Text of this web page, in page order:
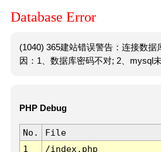
Database Error
(1040) 365建站错误警告：连接数据
因：1、数据库密码不对; 2、mysql未
PHP Debug
No. File
1
/index.php